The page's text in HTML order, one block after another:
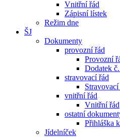
Vnitřní řád
Zápisní lístek
Režim dne
ŠJ
Dokumenty
provozní řád
Provozní
Dodatek č.
stravovací řád
Stravovací
vnitřní řád
Vnitřní řád
ostatní
Přihláška
Jídelníček